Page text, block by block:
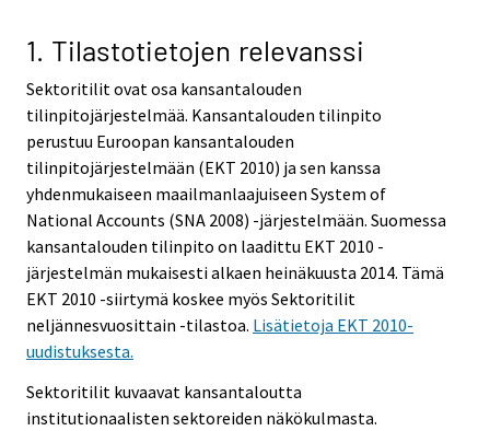
1. Tilastotietojen relevanssi
Sektoritilit ovat osa kansantalouden
tilinpitojärjestelmää. Kansantalouden tilinpito
perustuu Euroopan kansantalouden
tilinpitojärjestelmään (EKT 2010) ja sen kanssa
yhdenmukaiseen maailmanlaajuiseen System of
National Accounts (SNA 2008) -järjestelmään. Suomessa
kansantalouden tilinpito on laadittu EKT 2010 -
järjestelmän mukaisesti alkaen heinäkuusta 2014. Tämä
EKT 2010 -siirtymä koskee myös Sektoritilit
neljännesvuosittain -tilastoa. Lisätietoja EKT 2010-
uudistuksesta.
Sektoritilit kuvaavat kansantaloutta
institutionaalisten sektoreiden näkökulmasta.